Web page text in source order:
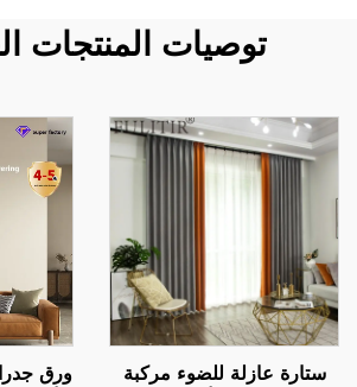
توصيات المنتجات
ستارة عازلة للضوء مركبة